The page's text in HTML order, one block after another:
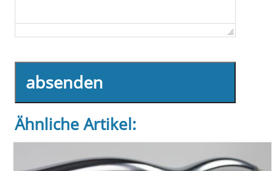
absenden
Ähnliche Artikel: